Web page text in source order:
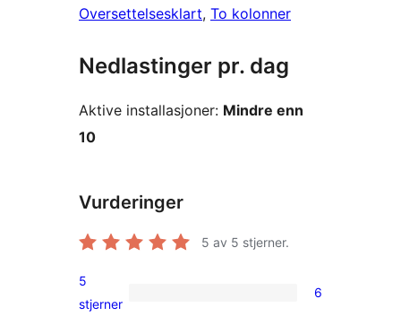
Oversettelsesklart, To kolonner
Nedlastinger pr. dag
Aktive installasjoner: Mindre enn
10
Vurderinger
5 av 5 stjerner.
6
5
stjerner
6